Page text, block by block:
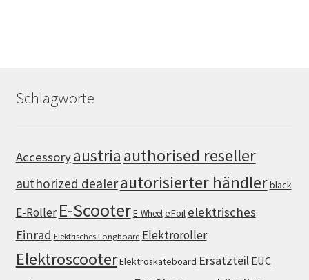
Schlagworte
Accessoryaustria authorised reseller
authorized dealerautorisierter händlerblack
E-Roller E-ScooterE-WheeleFoil elektrisches
Einrad Elektrisches Longboard Elektroroller
ElektroscooterElektroskateboard Ersatzteil EUC